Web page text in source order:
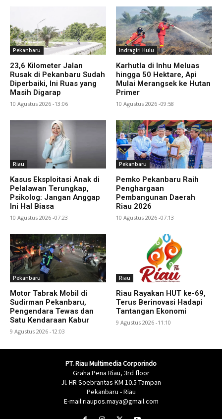
Pekanbaru
23,6 Kilometer Jalan
Rusak di Pekanbaru Sudah
Diperbaiki, Ini Ruas yang
Masih Digarap
10 Agustus 2026 -13:06
Indragiri Hulu
Karhutla di Inhu Meluas
hingga 50 Hektare, Api
Mulai Merangsek ke Hutan
Primer
10 Agustus 2026 -09:58
Riau
Kasus Eksploitasi Anak di
Pelalawan Terungkap,
Psikolog: Jangan Anggap
Ini Hal Biasa
10 Agustus 2026 -07:23
Pekanbaru
Pemko Pekanbaru Raih
Penghargaan
Pembangunan Daerah
Riau 2026
10 Agustus 2026 -07:13
Pekanbaru
Motor Tabrak Mobil di
Sudirman Pekanbaru,
Pengendara Tewas dan
Satu Kendaraan Kabur
9 Agustus 2026 -12:03
Riau
Riau Rayakan HUT ke-69,
Terus Berinovasi Hadapi
Tantangan Ekonomi
9 Agustus 2026 -11:10
PT. Riau Multimedia Corporindo
Graha Pena Riau, 3rd floor
Jl. HR Soebrantas KM 10.5 Tampan
Pekanbaru - Riau
E-mail:riaupos.maya@gmail.com